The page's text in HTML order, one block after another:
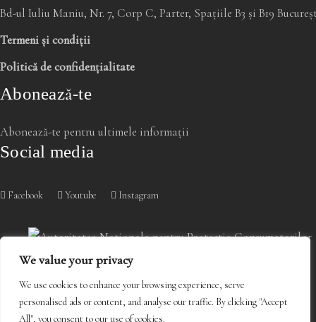
We value your privacy
We use cookies to enhance your browsing experience, serve
personalised ads or content, and analyse our traffic. By clicking "Accept
All", you consent to our use of cookies.
Bd-ul Iuliu Maniu, Nr. 7, Corp C, Parter, Spațiile B3 și B19
Termeni și condiții
Politică de confidențialitate
Abonează-te
Abonează-te pentru ultimele informații
Social media
Facebook Youtube Instagram